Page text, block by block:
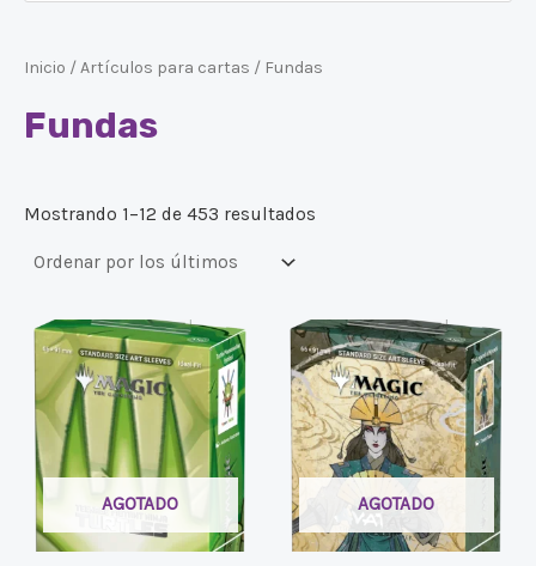
Inicio /Artículos para cartas / Fundas
Fundas
Mostrando 1–12 de 453 resultados
AGOTADO AGOTADO